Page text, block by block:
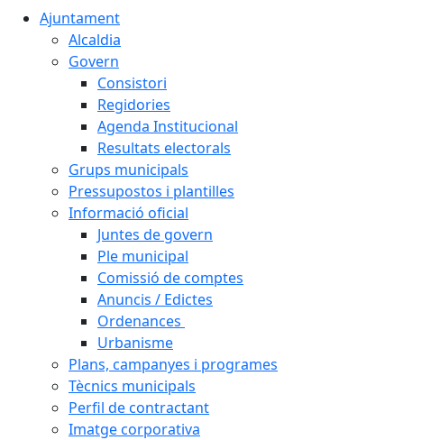
Ajuntament
Alcaldia
Govern
Consistori
Regidories
Agenda Institucional
Resultats electorals
Grups municipals
Pressupostos i plantilles
Informació oficial
Juntes de govern
Ple municipal
Comissió de comptes
Anuncis / Edictes
Ordenances
Urbanisme
Plans, campanyes i programes
Tècnics municipals
Perfil de contractant
Imatge corporativa